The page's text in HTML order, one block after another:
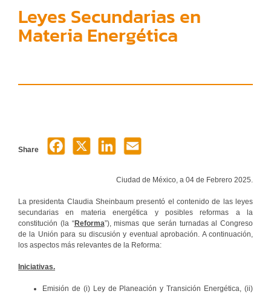
Leyes Secundarias en
Materia Energética
Share
Ciudad de México, a 04 de Febrero 2025.
La presidenta Claudia Sheinbaum presentó el contenido de las leyes
secundarias en materia energética y posibles reformas a la
constitución (la “Reforma”), mismas que serán turnadas al Congreso
de la Unión para su discusión y eventual aprobación. A continuación,
los aspectos más relevantes de la Reforma:
Iniciativas.
Emisión de (i) Ley de Planeación y Transición Energética, (ii)